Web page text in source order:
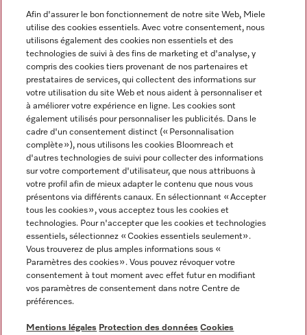
Langue
FRANÇAIS
Mentions légales
CGV
Protection des données
Miele sur Youtube
Afin d'assurer le bon fonctionnement de notre site Web, Miele
utilise des cookies essentiels. Avec votre consentement, nous
utilisons également des cookies non essentiels et des
technologies de suivi à des fins de marketing et d'analyse, y
compris des cookies tiers provenant de nos partenaires et
prestataires de services, qui collectent des informations sur
votre utilisation du site Web et nous aident à personnaliser et
à améliorer votre expérience en ligne. Les cookies sont
également utilisés pour personnaliser les publicités. Dans le
cadre d'un consentement distinct (« Personnalisation
complète »), nous utilisons les cookies Bloomreach et
d'autres technologies de suivi pour collecter des informations
sur votre comportement d'utilisateur, que nous attribuons à
votre profil afin de mieux adapter le contenu que nous vous
présentons via différents canaux. En sélectionnant « Accepter
tous les cookies », vous acceptez tous les cookies et
technologies. Pour n'accepter que les cookies et technologies
essentiels, sélectionnez « Cookies essentiels seulement».
Vous trouverez de plus amples informations sous «
Paramètres des cookies ». Vous pouvez révoquer votre
consentement à tout moment avec effet futur en modifiant
vos paramètres de consentement dans notre Centre de
préférences.
Mentions légales Protection des données Cookies